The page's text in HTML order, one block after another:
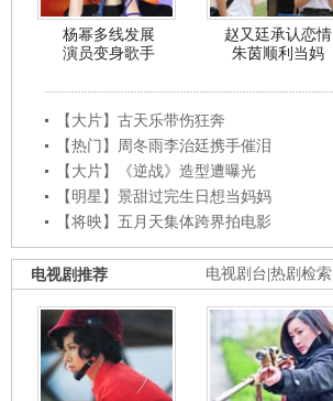
杨幂多线发展
演员变身歌手
赵又廷承认恋情
朱茵顺利当妈
【大片】古天乐带伤狂奔
【热门】周冬雨李治廷携手催泪
【大片】《逆战》造型遭曝光
【明星】景甜过完生日想当妈妈
【将映】五月天集体跨界拍电影
电视剧台 热剧检索
电视剧推荐